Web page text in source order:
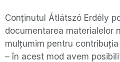
Conținutul Átlátszó Erdély
documentarea materialelor
mulțumim pentru
– în acest mod avem